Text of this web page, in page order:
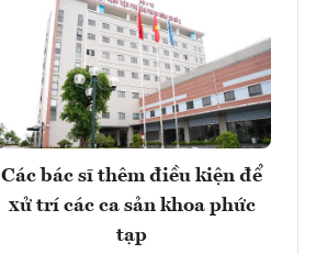
Các bác sĩ thêm điều kiện để
xử trí các ca sản khoa phức
tạp